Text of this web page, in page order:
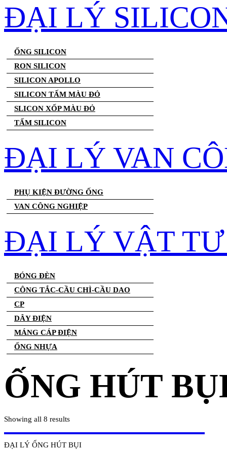
ĐẠI LÝ
ỐNG SILICON
RON SILICON
SILICON APOLLO
SILICON TẤM MÀU ĐỎ
SLICON XỐP MÀU ĐỎ
TẤM SILICON
ĐẠI LÝ VAN
PHỤ KIỆN ĐƯỜNG ỐNG
VAN CÔNG NGHIỆP
ĐẠI LÝ VẬT TƯ
BÓNG ĐÈN
CÔNG TẮC-CẦU CHÌ-CẦU DAO
CP
DÂY ĐIỆN
MÁNG CÁP ĐIỆN
ỐNG NHỰA
ỐNG HÚT
Showing all 8 results
ĐẠI LÝ ỐNG HÚT BỤI